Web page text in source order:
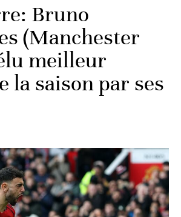
Bruno
(Manchester
meilleur
la saison par ses